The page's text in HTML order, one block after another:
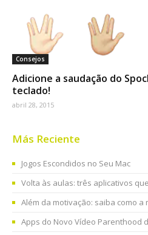
Consejos
Adicione a saudação do
teclado!
abril 28, 2015
Más Reciente
Jogos Escondidos no Seu Mac
Volta às aulas: três aplicativos
Além da motivação: saiba como
Apps do Novo Vídeo Parenthood